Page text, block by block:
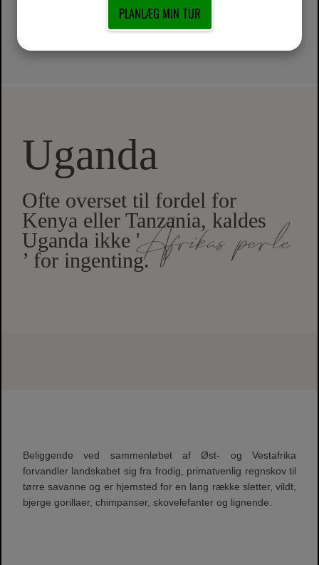
Uganda
Ofte overset til fordel for
Kenya eller Tanzania, kaldes
Uganda ikke 'Afrikas perle
’ for ingenting.
Beliggende ved sammenløbet af Øst- og Vestafrika
forvandler landskabet sig fra frodig, primatvenlig regnskov til
tørre savanne og er hjemsted for en lang række sletter, vildt,
bjerge gorillaer, chimpanser, skovelefanter og lignende.
PLANLÆG MIN TUR